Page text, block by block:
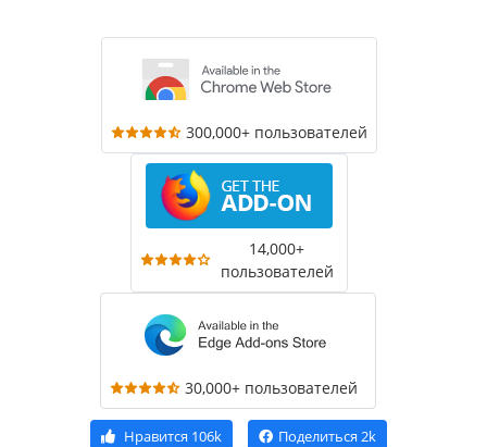
300,000+ пользователей
14,000+
пользователей
30,000+ пользователей
Нравится 106k Поделиться 2k